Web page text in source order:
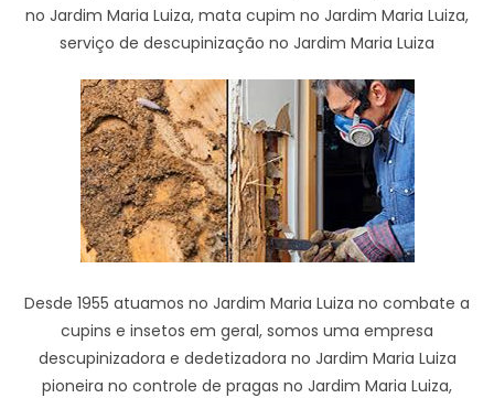
no Jardim Maria Luiza, mata cupim no Jardim Maria Luiza,
serviço de descupinização no Jardim Maria Luiza
Desde 1955 atuamos no Jardim Maria Luiza no combate a
cupins e insetos em geral, somos uma empresa
descupinizadora e dedetizadora no Jardim Maria Luiza
pioneira no controle de pragas no Jardim Maria Luiza,